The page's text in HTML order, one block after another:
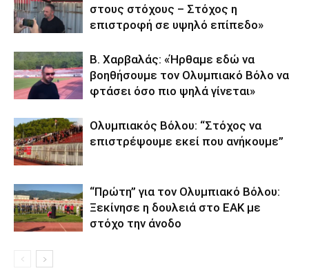
στους στόχους – Στόχος η
επιστροφή σε υψηλό επίπεδο»
Β. Χαρβαλάς: «Ήρθαμε εδώ να
βοηθήσουμε τον Ολυμπιακό Βόλο να
φτάσει όσο πιο ψηλά γίνεται»
Ολυμπιακός Βόλου: “Στόχος να
επιστρέψουμε εκεί που ανήκουμε”
“Πρώτη” για τον Ολυμπιακό Βόλου:
Ξεκίνησε η δουλειά στο ΕΑΚ με
στόχο την άνοδο